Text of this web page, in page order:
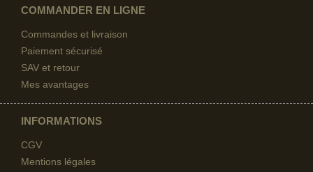
COMMANDER EN LIGNE
Commandes et livraison
Paiement sécurisé
SAV et retour
Mes avantages
INFORMATIONS
CGV
Mentions légales